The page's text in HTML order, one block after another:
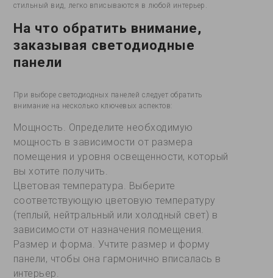
стильный вид, легко вписываются в любой интерьер.
На что обратить внимание,
заказывая светодиодные
панели
При выборе светодиодных панелей следует обратить
внимание на несколько ключевых аспектов:
Мощность. Определите необходимую
мощность в зависимости от размера
помещения и уровня освещенности, который
вы хотите получить.
Цветовая температура. Выберите
соответствующую цветовую температуру
(теплый, нейтральный или холодный свет) в
зависимости от назначения помещения.
Размер и форма. Учтите размер и форму
панели, чтобы она гармонично вписалась в
интерьер.